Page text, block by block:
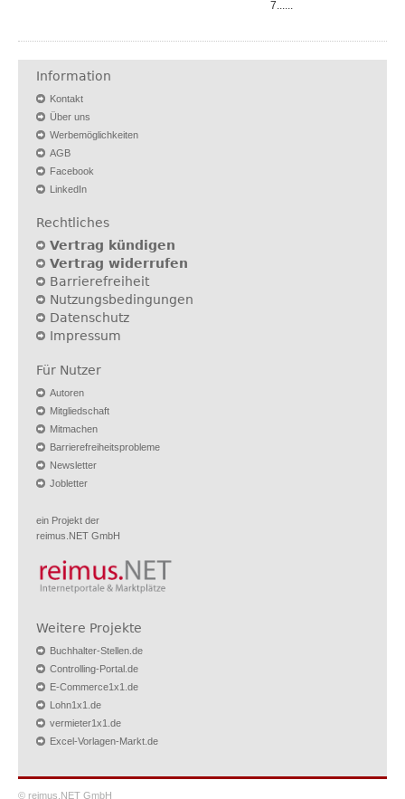
7......
Information
Kontakt
Über uns
Werbemöglichkeiten
AGB
Facebook
LinkedIn
Rechtliches
Vertrag kündigen
Vertrag widerrufen
Barrierefreiheit
Nutzungsbedingungen
Datenschutz
Impressum
Für Nutzer
Autoren
Mitgliedschaft
Mitmachen
Barrierefreiheitsprobleme
Newsletter
Jobletter
ein Projekt der
reimus.NET GmbH
Weitere Projekte
Buchhalter-Stellen.de
Controlling-Portal.de
E-Commerce1x1.de
Lohn1x1.de
vermieter1x1.de
Excel-Vorlagen-Markt.de
© reimus.NET GmbH